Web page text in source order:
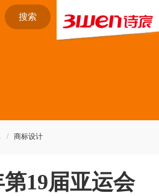
搜索
商标设计
19届亚运会